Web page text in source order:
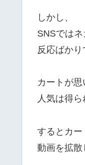
しかし、
SNSでは
反応ばかり
カートが
人気は得ら
するとカー
動画を拡散